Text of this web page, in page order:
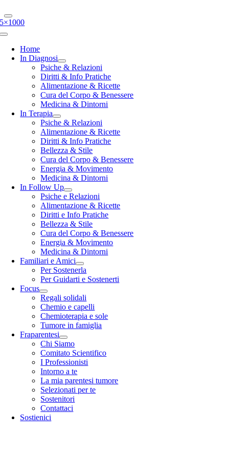
5×1000
Toggle
NavigationHome
In Diagnosi
Psiche & Relazioni
Diritti & Info Pratiche
Alimentazione & Ricette
Cura del Corpo & Benessere
Medicina & Dintorni
In Terapia
Psiche & Relazioni
Alimentazione & Ricette
Diritti & Info Pratiche
Bellezza & Stile
Cura del Corpo & Benessere
Energia & Movimento
Medicina & Dintorni
In Follow Up
Psiche e Relazioni
Alimentazione & Ricette
Diritti e Info Pratiche
Bellezza & Stile
Cura del Corpo & Benessere
Energia & Movimento
Medicina & Dintorni
Familiari e Amici
Per Sostenerla
Per Guidarti e Sostenerti
Focus
Regali solidali
Chemio e capelli
Chemioterapia e sole
Tumore in famiglia
Fraparentesi
Chi Siamo
Comitato Scientifico
I Professionisti
Intorno a te
La mia parentesi tumore
Selezionati per te
Sostenitori
Contattaci
Sostienici